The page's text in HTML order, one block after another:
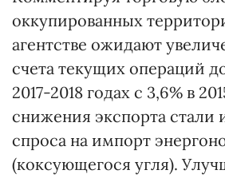
оккупированных
агентстве ожидают
счета текущих операций
2017-2018 годах с 3,6% в
снижения экспорта стали
спроса на импорт
(коксующегося угля).